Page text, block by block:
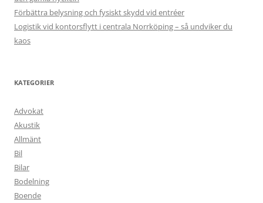
Förbättra belysning och fysiskt skydd vid entréer
Logistik vid kontorsflytt i centrala Norrköping – så undviker du
kaos
KATEGORIER
Advokat
Akustik
Allmänt
Bil
Bilar
Bodelning
Boende